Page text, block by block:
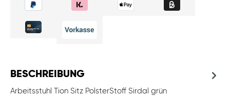
BESCHREIBUNG
Arbeitsstuhl Tion Sitz PolsterStoff Sirdal grün